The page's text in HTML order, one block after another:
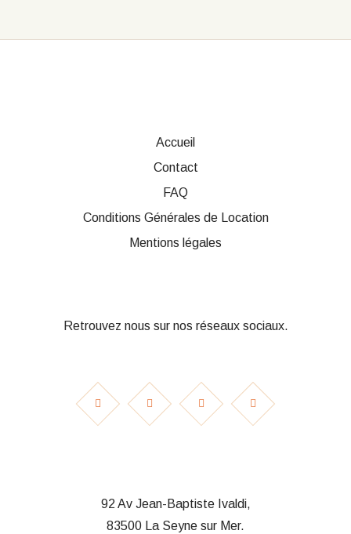
Accueil
Contact
FAQ
Conditions Générales de Location
Mentions légales
Retrouvez nous sur nos réseaux sociaux.
92 Av Jean-Baptiste Ivaldi,
83500 La Seyne sur Mer.